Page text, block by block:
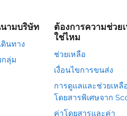
ามบริษัท
นทาง
กลุ่ม
ต้องการความช่วย
ใช่ไหม
ช่วยเหลือ
เงื่อนไขการขนส่ง
การดูแลและช่วยเหลื
โดยสารพิเศษจาก
ค่าโดยสารและค่า